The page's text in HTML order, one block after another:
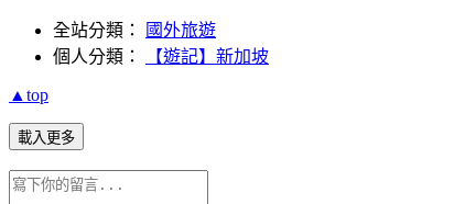
全站分類：
國外旅遊
個人分類：
【遊記】新加坡
▲top
載入更多